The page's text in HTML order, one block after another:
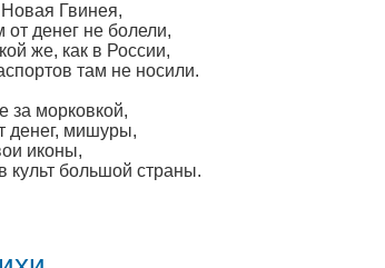
Гвинея,
от денег не болели,
же, как в России,
там не носили.
за морковкой,
денег, мишуры,
иконы,
культ большой страны.